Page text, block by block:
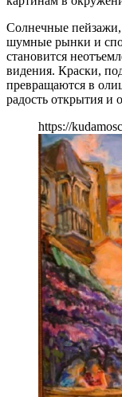
Солнечные пейзажи,
шумные рынки и
становится
видения. Краски,
превращаются в
радость открытия и
https://